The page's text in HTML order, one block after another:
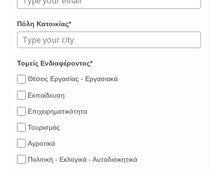
Πόλη Κατοικίας*
Τομείς Ενδιαφέροντος*
Θέσεις Εργασίας - Εργασιακά
Εκπαίδευση
Επιχειρηματικότητα
Τουρισμός
Αγροτικά
Πολιτική - Εκλογικά - Αυτοδιοικητικά